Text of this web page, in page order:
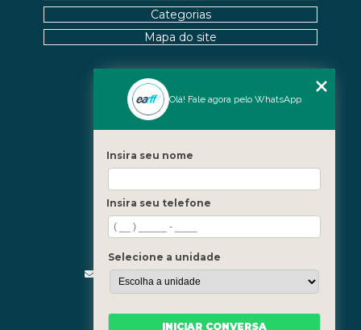
Fale Conosco
(21) 3619-5657
(21) 99390-3850
contato@fisioterapiainvestigativa.com
Segunda a sexta, das 7h às 21h
Nossas Unidades
Barra - Rio de Janeiro
Categorias
Mapa do site
Olá! Fale agora pelo WhatsApp
Insira seu nome
Insira seu telefone
Selecione a unidade
INICIAR CONVERSA